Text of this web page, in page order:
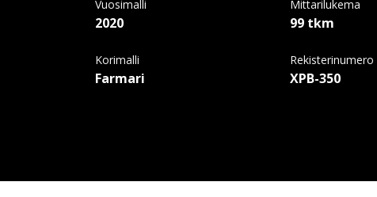
Vuosimalli
2020
Mittarilukema
99 tkm
Korimalli
Farmari
Rekisterinumero
XPB-350